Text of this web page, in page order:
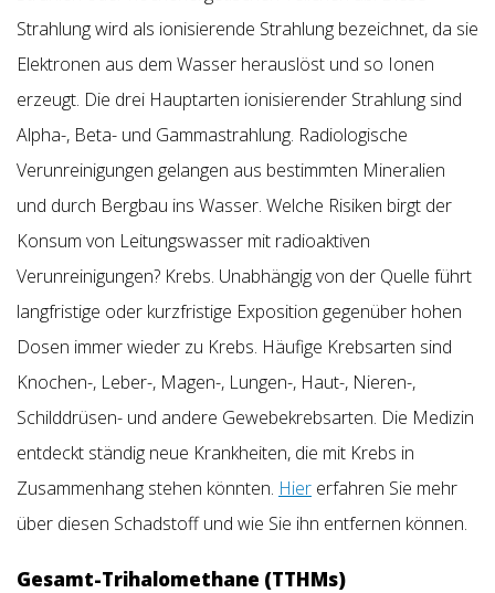
Strahlung wird als ionisierende Strahlung bezeichnet, da sie
Elektronen aus dem Wasser herauslöst und so Ionen
erzeugt. Die drei Hauptarten ionisierender Strahlung sind
Alpha-, Beta- und Gammastrahlung. Radiologische
Verunreinigungen gelangen aus bestimmten Mineralien
und durch Bergbau ins Wasser. Welche Risiken birgt der
Konsum von Leitungswasser mit radioaktiven
Verunreinigungen? Krebs. Unabhängig von der Quelle führt
langfristige oder kurzfristige Exposition gegenüber hohen
Dosen immer wieder zu Krebs. Häufige Krebsarten sind
Knochen-, Leber-, Magen-, Lungen-, Haut-, Nieren-,
Schilddrüsen- und andere Gewebekrebsarten. Die Medizin
entdeckt ständig neue Krankheiten, die mit Krebs in
Zusammenhang stehen könnten. Hier erfahren Sie mehr
über diesen Schadstoff und wie Sie ihn entfernen können.
Gesamt-Trihalomethane (TTHMs)